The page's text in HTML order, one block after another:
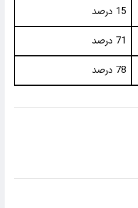
15 درصد
71 درصد
78 درصد